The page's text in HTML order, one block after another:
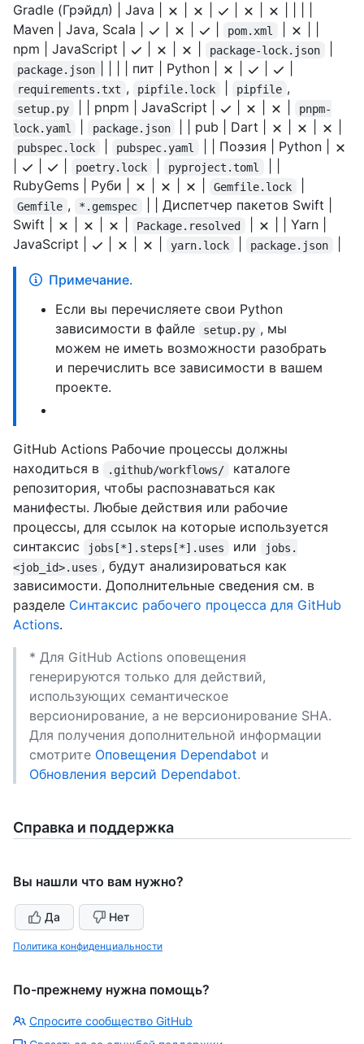
Gradle (Грэйдл) | Java |
Maven | Java, Scala |
pom.xml
npm | JavaScript |
package-lock.json
package.json | | | | пит | Python |
requirements.txt , pipfile.lock pipfile ,
setup.py | | pnpm | JavaScript |
pnpm-
lock.yaml
package.json | | pub | Dart |
pubspec.lock pubspec.yaml
| | Поэзия | Python |
poetry.lock pyproject.toml
RubyGems | Руби |
Gemfile.lock
Gemfile , *.gemspec
| | Диспетчер пакетов Swift |
Swift |
Package.resolved
| | Yarn |
JavaScript |
yarn.lock package.json
Примечание.
Если вы перечисляете свои Python
зависимости в файле
setup.py , мы
можем не иметь возможности разобрать
и перечислить все зависимости в вашем
проекте.
GitHub Actions Рабочие процессы должны
находиться в
.github/workflows/
каталоге
репозитория, чтобы распознаваться как
манифесты. Любые действия или рабочие
процессы, для ссылок на которые используется
синтаксис
jobs[*].steps[*].uses или
jobs.
<job_id>.uses , будут анализироваться как
зависимости. Дополнительные сведения см. в
разделе Синтаксис рабочего процесса для GitHub
Actions.
* Для GitHub Actions оповещения
генерируются только для действий,
использующих семантическое
версионирование, а не версионирование SHA.
Для получения дополнительной информации
смотрите Оповещения Dependabot и
Обновления версий Dependabot.
Справка и поддержка
Вы нашли что вам нужно?
Да Нет
Политика конфиденциальности
По-прежнему нужна помощь?
Спросите сообщество GitHub